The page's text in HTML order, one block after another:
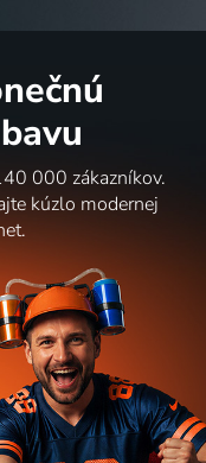
000 zákazníkov.
kúzlo modernej